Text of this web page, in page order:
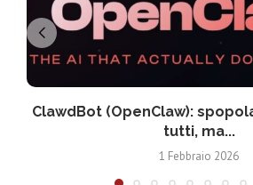
ClawdBot (OpenClaw):
tutti, ma...
1 Febbraio 2026